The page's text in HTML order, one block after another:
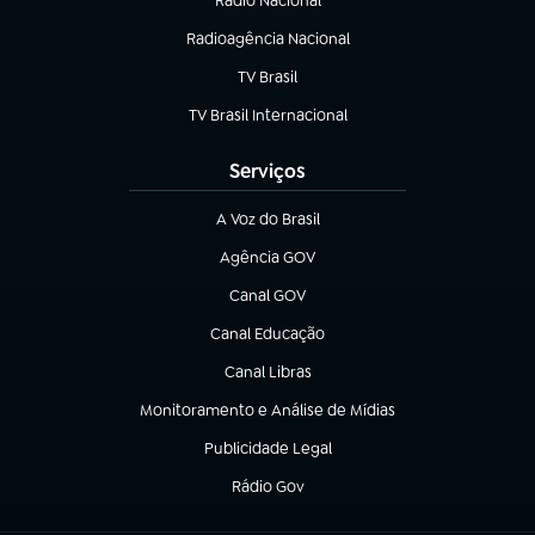
Radioagência Nacional
(abre em nova aba)
TV Brasil
(abre em nova aba)
TV Brasil Internacional
(abre em nova aba)
Serviços
A Voz do Brasil
(abre em nova aba)
Agência GOV
(abre em nova aba)
Canal GOV
(abre em nova aba)
Canal Educação
(abre em nova aba)
Canal Libras
(abre em nova aba)
Monitoramento e Análise de Mídias
(abre em nova aba)
Publicidade Legal
(abre em nova aba)
Rádio Gov
(abre em nova aba)